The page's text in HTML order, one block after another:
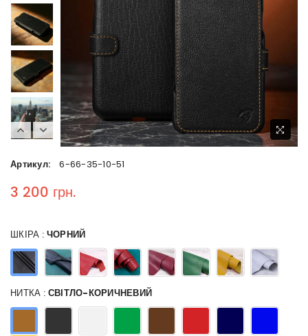
Артикул: 6-66-35-10-51
Regular price
3 200 грн.
ШКІРА : ЧОРНИЙ
НИТКА : СВІТЛО-КОРИЧНЕВИЙ